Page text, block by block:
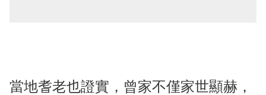
當地耆老也證實，曾家不僅家世顯赫，